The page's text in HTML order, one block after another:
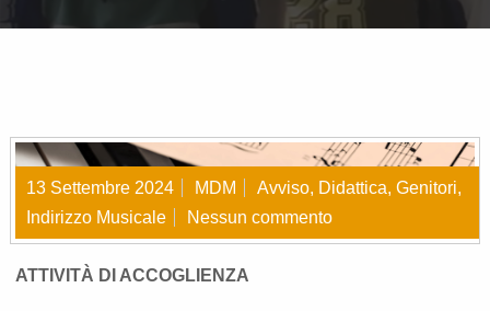
13 Settembre 2024 MDM Avviso, Didattica, Genitori,
Indirizzo Musicale
Nessun commento
ATTIVITÀ DI ACCOGLIENZA